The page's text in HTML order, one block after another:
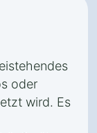
oder
wird. Es